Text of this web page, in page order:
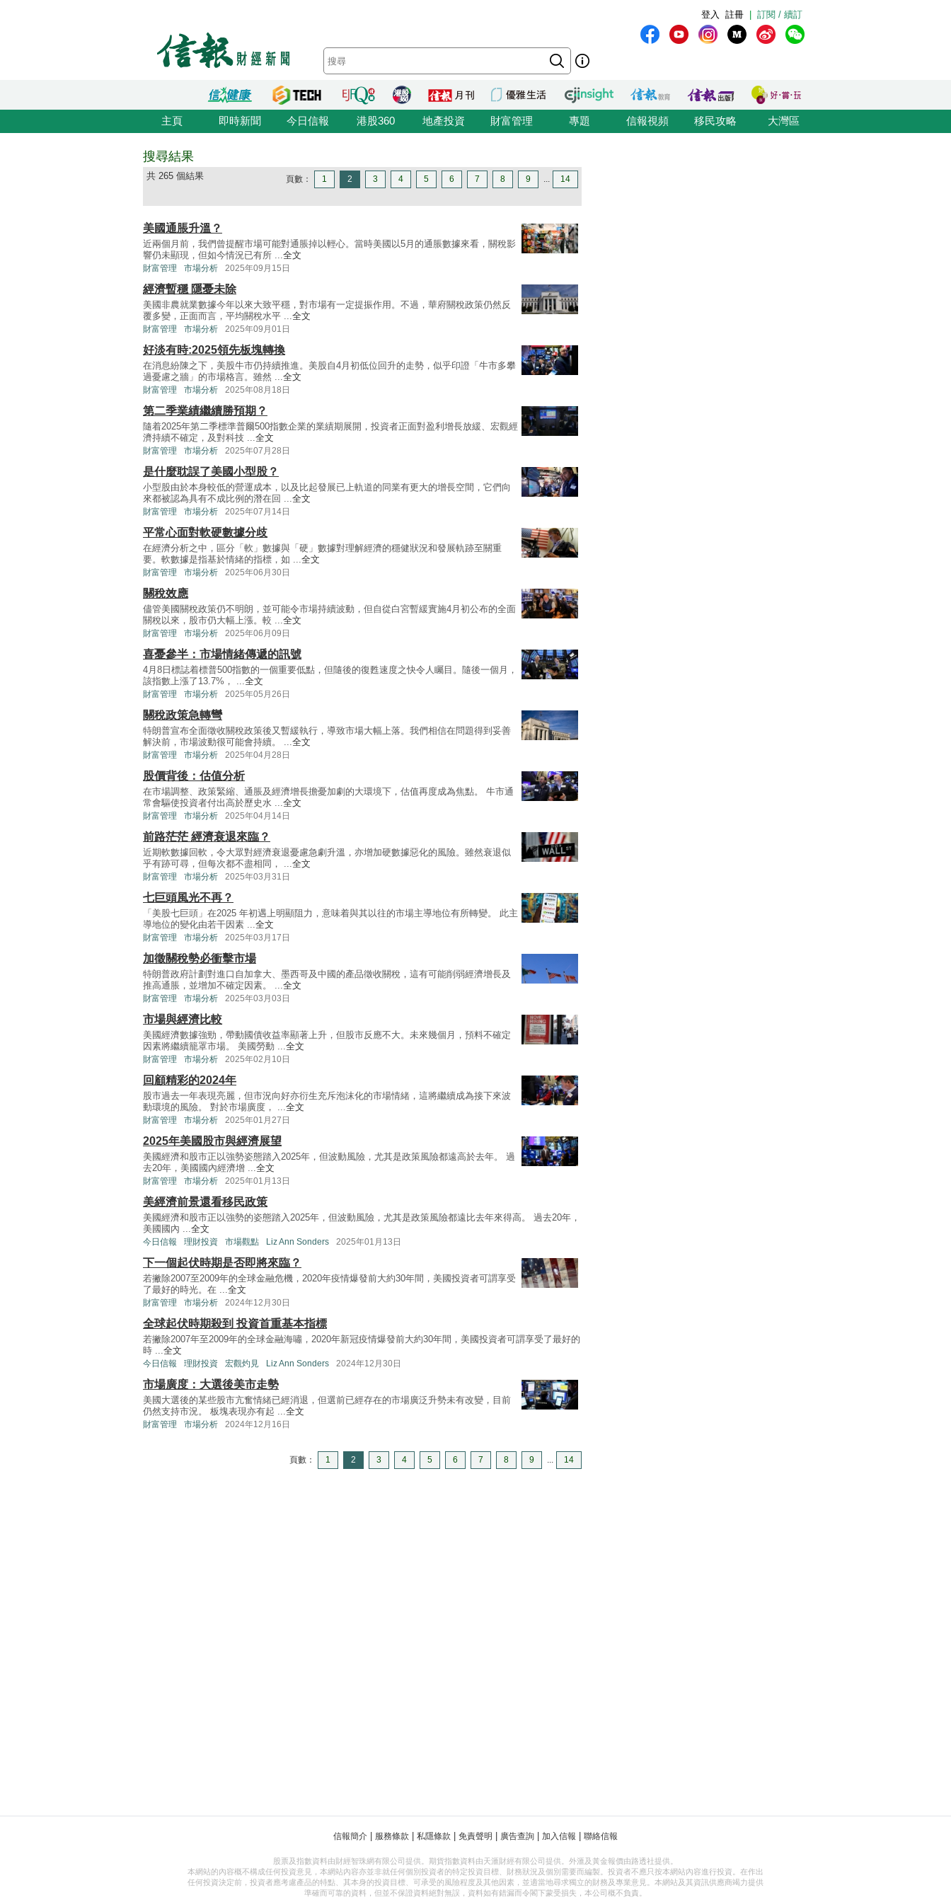
訂閱 / 續訂
註冊
登入
主頁 即時新聞 今日信報 港股360 地產投資 財富管理 專題 信報視頻 移民攻略 大灣區
搜尋結果
共 265 個結果 頁數： 1 2 3 4 5 6 7 8 9 ... 14
美國通脹升溫？
近兩個月前，我們曾提醒市場可能對通脹掉以輕心。當時美國以5月的通脹數據來看，關稅影
響仍未顯現，但如今情況已有所 ...全文
財富管理 市場分析 2025年09月15日
經濟暫穩 隱憂未除
美國非農就業數據今年以來大致平穩，對市場有一定提振作用。不過，華府關稅政策仍然反
覆多變，正面而言，平均關稅水平 ...全文
財富管理 市場分析 2025年09月01日
好淡有時:2025領先板塊轉換
在消息紛陳之下，美股牛市仍持續推進。美股自4月初低位回升的走勢，似乎印證「牛市多攀
過憂慮之牆」的市場格言。雖然 ...全文
財富管理 市場分析 2025年08月18日
第二季業績繼續勝預期？
隨着2025年第二季標準普爾500指數企業的業績期展開，投資者正面對盈利增長放緩、宏觀經
濟持續不確定，及對科技 ...全文
財富管理 市場分析 2025年07月28日
是什麼耽誤了美國小型股？
小型股由於本身較低的營運成本，以及比起發展已上軌道的同業有更大的增長空間，它們向
來都被認為具有不成比例的潛在回 ...全文
財富管理 市場分析 2025年07月14日
平常心面對軟硬數據分歧
在經濟分析之中，區分「軟」數據與「硬」數據對理解經濟的穩健狀況和發展軌跡至關重
要。軟數據是指基於情緒的指標，如 ...全文
財富管理 市場分析 2025年06月30日
關稅效應
儘管美國關稅政策仍不明朗，並可能令市場持續波動，但自從白宮暫緩實施4月初公布的全面
關稅以來，股市仍大幅上漲。較 ...全文
財富管理 市場分析 2025年06月09日
喜憂參半：市場情緒傳遞的訊號
4月8日標誌着標普500指數的一個重要低點，但隨後的復甦速度之快令人矚目。隨後一個月，
該指數上漲了13.7%， ...全文
財富管理 市場分析 2025年05月26日
關稅政策急轉彎
特朗普宣布全面徵收關稅政策後又暫緩執行，導致市場大幅上落。我們相信在問題得到妥善
解決前，市場波動很可能會持續。 ...全文
財富管理 市場分析 2025年04月28日
股價背後：估值分析
在市場調整、政策緊縮、通脹及經濟增長擔憂加劇的大環境下，估值再度成為焦點。 牛市通
常會驅使投資者付出高於歷史水 ...全文
財富管理 市場分析 2025年04月14日
前路茫茫 經濟衰退來臨？
近期軟數據回軟，令大眾對經濟衰退憂慮急劇升溫，亦增加硬數據惡化的風險。雖然衰退似
乎有跡可尋，但每次都不盡相同， ...全文
財富管理 市場分析 2025年03月31日
七巨頭風光不再？
「美股七巨頭」在2025 年初遇上明顯阻力，意味着與其以往的市場主導地位有所轉變。 此主
導地位的變化由若干因素 ...全文
財富管理 市場分析 2025年03月17日
加徵關稅勢必衝擊市場
特朗普政府計劃對進口自加拿大、墨西哥及中國的產品徵收關稅，這有可能削弱經濟增長及
推高通脹，並增加不確定因素。 ...全文
財富管理 市場分析 2025年03月03日
市場與經濟比較
美國經濟數據強勁，帶動國債收益率顯著上升，但股市反應不大。未來幾個月，預料不確定
因素將繼續籠罩市場。 美國勞動 ...全文
財富管理 市場分析 2025年02月10日
回顧精彩的2024年
股市過去一年表現亮麗，但市況向好亦衍生充斥泡沫化的市場情緒，這將繼續成為接下來波
動環境的風險。 對於市場廣度， ...全文
財富管理 市場分析 2025年01月27日
2025年美國股市與經濟展望
美國經濟和股市正以強勢姿態踏入2025年，但波動風險，尤其是政策風險都遠高於去年。 過
去20年，美國國內經濟增 ...全文
財富管理 市場分析 2025年01月13日
美經濟前景還看移民政策
美國經濟和股市正以強勢的姿態踏入2025年，但波動風險，尤其是政策風險都遠比去年來得高。 過去20年，
美國國內 ...全文
今日信報 理財投資 市場觀點 Liz Ann Sonders 2025年01月13日
下一個起伏時期是否即將來臨？
若撇除2007至2009年的全球金融危機，2020年疫情爆發前大約30年間，美國投資者可謂享受
了最好的時光。在 ...全文
財富管理 市場分析 2024年12月30日
全球起伏時期殺到 投資首重基本指標
若撇除2007年至2009年的全球金融海嘯，2020年新冠疫情爆發前大約30年間，美國投資者可謂享受了最好的
時 ...全文
今日信報 理財投資 宏觀灼見 Liz Ann Sonders 2024年12月30日
市場廣度：大選後美市走勢
美國大選後的某些股市亢奮情緒已經消退，但選前已經存在的市場廣泛升勢未有改變，目前
仍然支持市況。 板塊表現亦有起 ...全文
財富管理 市場分析 2024年12月16日
頁數： 1 2 3 4 5 6 7 8 9 ... 14
信報簡介 服務條款 私隱條款 免責聲明 廣告查詢 加入信報 聯絡信報
股票及指數資料由財經智珠網有限公司提供。期貨指數資料由天滙財經有限公司提供。外滙及黃金報價由路透社提供。
本網站的內容概不構成任何投資意見，本網站內容亦並非就任何個別投資者的特定投資目標、財務狀況及個別需要而編製。投資者不應只按本網站內容進行投資。在作出
任何投資決定前，投資者應考慮產品的特點、其本身的投資目標、可承受的風險程度及其他因素，並適當地尋求獨立的財務及專業意見。本網站及其資訊供應商竭力提供
準確而可靠的資料，但並不保證資料絕對無誤，資料如有錯漏而令閣下蒙受損失，本公司概不負責。